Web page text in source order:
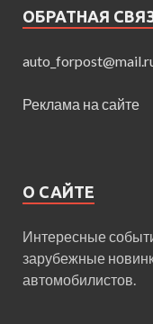
ОБРАТНАЯ
Реклама на сайте
О САЙТЕ
Интересные
зарубежные
автомобилистов.